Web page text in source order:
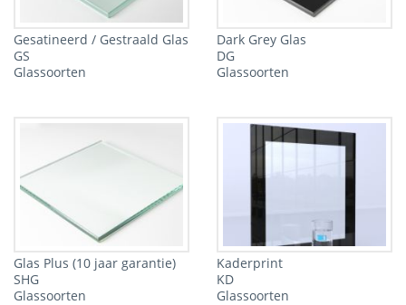
Gesatineerd / Gestraald Glas
GS
Glassoorten
Dark Grey Glas
DG
Glassoorten
Glas Plus (10 jaar garantie)
SHG
Glassoorten
Kaderprint
KD
Glassoorten